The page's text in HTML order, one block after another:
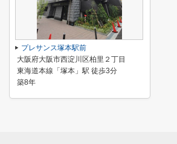
プレサンス塚本駅前
大阪府大阪市西淀川区柏里２丁目
東海道本線「塚本」駅 徒歩3分
築8年